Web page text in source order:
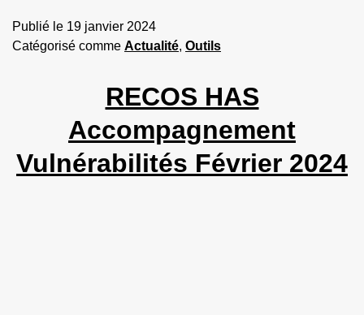
Publié le 19 janvier 2024
Catégorisé comme Actualité, Outils
RECOS HAS
Accompagnement
Vulnérabilités Février 2024